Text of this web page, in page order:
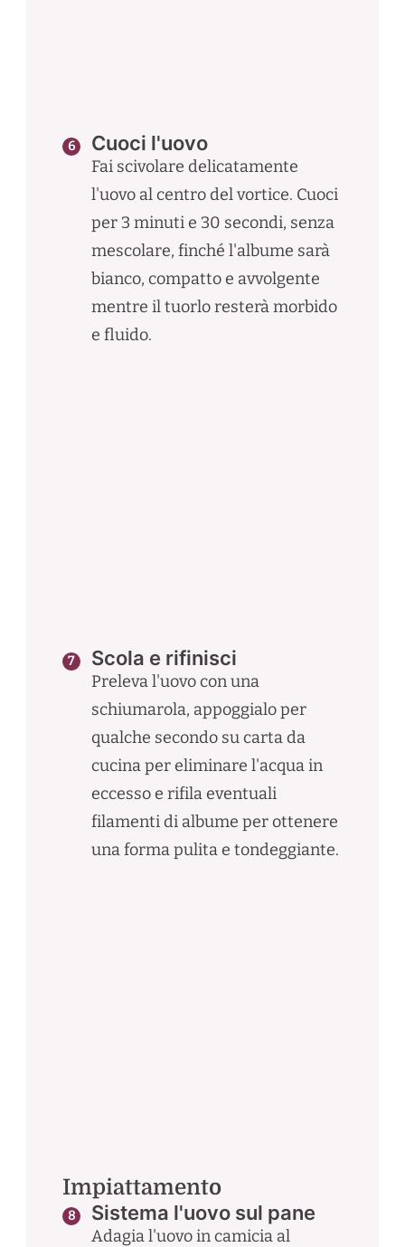
Cuoci l'uovo
Fai scivolare delicatamente
l'uovo al centro del vortice. Cuoci
per 3 minuti e 30 secondi, senza
mescolare, finché l'albume sarà
bianco, compatto e avvolgente
mentre il tuorlo resterà morbido
e fluido.
Scola e rifinisci
Preleva l'uovo con una
schiumarola, appoggialo per
qualche secondo su carta da
cucina per eliminare l'acqua in
eccesso e rifila eventuali
filamenti di albume per ottenere
una forma pulita e tondeggiante.
Impiattamento
Sistema l'uovo sul pane
Adagia l'uovo in camicia al